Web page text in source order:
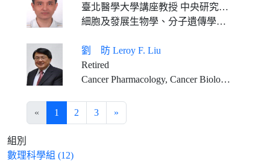
臺北醫學大學講座教授 中央研究院分子生物研究所客座講座 臺灣大學分子醫學所兼任教授
細胞及發展生物學、分子遺傳學、基因調控、神經科學
劉 昉 Leroy F. Liu
Retired
Cancer Pharmacology, Cancer Biology, Aging Biology
« 1 2 3 »
組別
數理科學組 (12)